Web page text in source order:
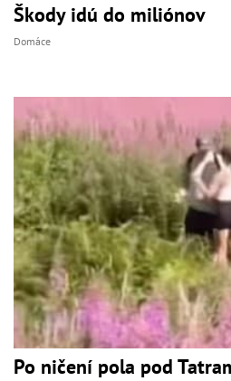
Škody idú do miliónov
Domáce
Po ničení pola pod